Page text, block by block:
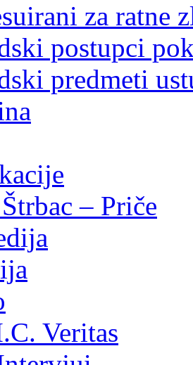
za ratne
postupci
predmeti
– Priče
Veritas